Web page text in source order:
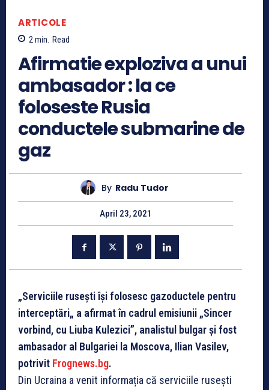
ARTICOLE
2min. Read
Afirmatie exploziva a unui
ambasador : la ce
foloseste Rusia
conductele submarine de
gaz
By Radu Tudor
April 23, 2021
„Serviciile rusești își folosesc gazoductele pentru
interceptări„ a afirmat în cadrul emisiunii „Sincer
vorbind, cu Liuba Kulezici”, analistul bulgar și fost
ambasador al Bulgariei la Moscova, Ilian Vasilev,
potrivit Frognews.bg.
Din Ucraina a venit informația că serviciile rusești